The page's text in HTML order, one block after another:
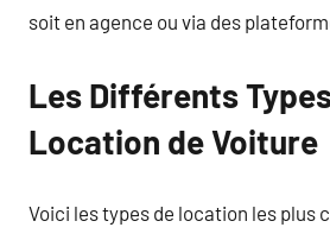
soit en agence ou via des
Les Différents
Location de Voiture
Voici les types de location les plus